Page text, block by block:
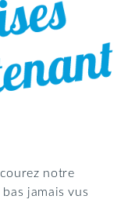
notre
jamais vus